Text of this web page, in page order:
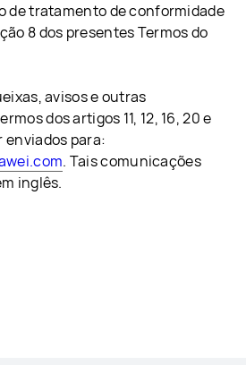
de tratamento de conformidade
8 dos presentes Termos do
avisos e outras
dos artigos 11, 12, 16, 20 e
enviados para:
. Tais comunicações
inglês.